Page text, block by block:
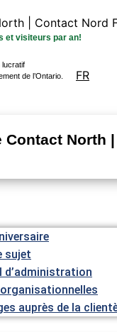
et visiteurs par an!
lucratif
de l’Ontario.
FR
Contact North
sujet
d’administration
auprès de la